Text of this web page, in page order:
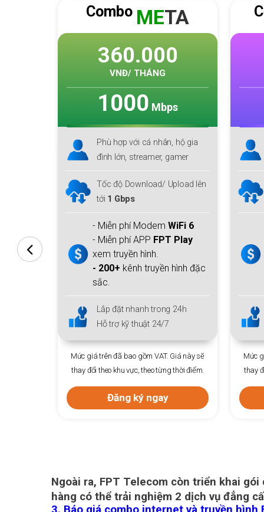
Combo META
360.000
VNĐ/ THÁNG
1000 Mbps
Phù hợp với cá nhân, hộ gia
đình lớn, streamer, gamer
Tốc độ Download/ Upload lên
tới 1 Gbps
- Miễn phí Modem WiFi 6
- Miễn phí APP FPT Play
xem truyền hình.
- 200+ kênh truyền hình đặc
sắc.
Lắp đặt nhanh trong 24h
Hỗ trợ kỹ thuật 24/7
Mức giá trên đã bao gồm VAT. Giá này sẽ
thay đổi theo khu vực, theo từng thời điểm.
Đăng ký ngay
Mức
thay
Ngoài ra, FPT Telecom còn triển khai
hàng có thể trải nghiệm 2 dịch vụ đẳng